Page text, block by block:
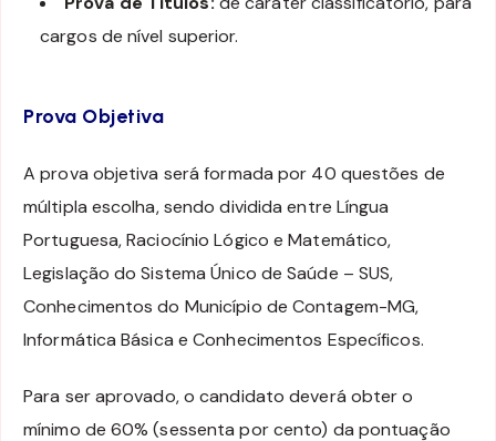
cargos de nível superior.
Prova Objetiva
A prova objetiva será formada por 40 questões de
múltipla escolha, sendo dividida entre Língua
Portuguesa, Raciocínio Lógico e Matemático,
Legislação do Sistema Único de Saúde – SUS,
Conhecimentos do Município de Contagem-MG,
Informática Básica e Conhecimentos Específicos.
Para ser aprovado, o candidato deverá obter o
mínimo de 60% (sessenta por cento) da pontuação